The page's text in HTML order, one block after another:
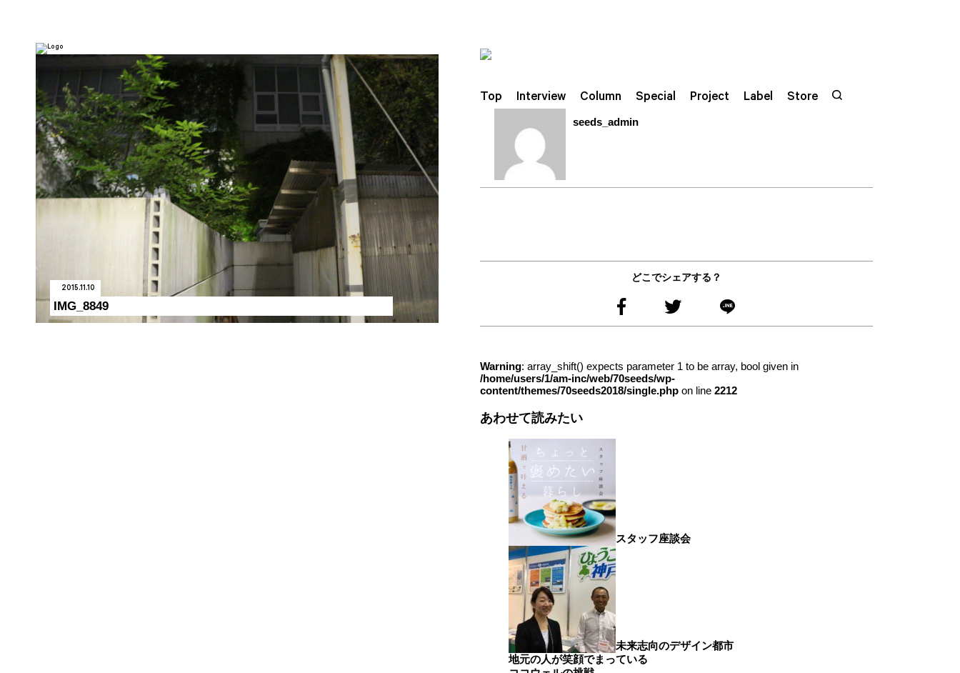
Top Interview Column Special Project Label Store
2015.11.10
IMG_8849
seeds_admin
どこでシェアする？
Warning: array_shift() expects parameter 1 to be array, bool given in
/home/users/1/am-inc/web/70seeds/wp-
content/themes/70seeds2018/single.phpon line 2212
あわせて読みたい
スタッフ座談会
未来志向のデザイン都市
地元の人が笑顔でまっている